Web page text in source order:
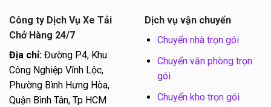
Công ty Dịch Vụ Xe Tải
Chở Hàng 24/7
Địa chỉ: Đường P4, Khu
Công Nghiệp Vĩnh Lộc,
Phường Bình Hưng Hòa,
Quận Bình Tân, Tp HCM
Dịch vụ vận chuyển
Chuyển nhà trọn gói
Chuyển văn phòng trọn
gói
Chuyển kho trọn gói